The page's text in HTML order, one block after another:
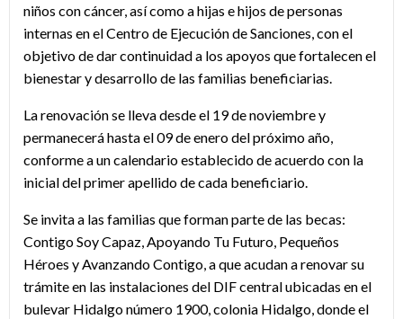
niños con cáncer, así como a hijas e hijos de personas
internas en el Centro de Ejecución de Sanciones, con el
objetivo de dar continuidad a los apoyos que fortalecen el
bienestar y desarrollo de las familias beneficiarias.
La renovación se lleva desde el 19 de noviembre y
permanecerá hasta el 09 de enero del próximo año,
conforme a un calendario establecido de acuerdo con la
inicial del primer apellido de cada beneficiario.
Se invita a las familias que forman parte de las becas:
Contigo Soy Capaz, Apoyando Tu Futuro, Pequeños
Héroes y Avanzando Contigo, a que acudan a renovar su
trámite en las instalaciones del DIF central ubicadas en el
bulevar Hidalgo número 1900, colonia Hidalgo, donde el